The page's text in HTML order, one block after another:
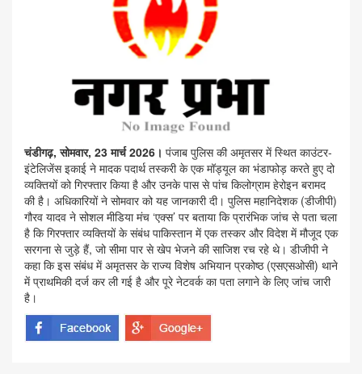
चंडीगढ़, सोमवार, 23 मार्च 2026। पंजाब पुलिस की अमृतसर में स्थित काउंटर-
इंटेलिजेंस इकाई ने मादक पदार्थ तस्करी के एक मॉड्यूल का भंडाफोड़ करते हुए दो
व्यक्तियों को गिरफ्तार किया है और उनके पास से पांच किलोग्राम हेरोइन बरामद
की है। अधिकारियों ने सोमवार को यह जानकारी दी। पुलिस महानिदेशक (डीजीपी)
गौरव यादव ने सोशल मीडिया मंच ‘एक्स’ पर बताया कि प्रारंभिक जांच से पता चला
है कि गिरफ्तार व्यक्तियों के संबंध पाकिस्तान में एक तस्कर और विदेश में मौजूद एक
सरगना से जुड़े हैं, जो सीमा पार से खेप भेजने की साजिश रच रहे थे। डीजीपी ने
कहा कि इस संबंध में अमृतसर के राज्य विशेष अभियान प्रकोष्‍ठ (एसएसओसी) थाने
में प्राथमिकी दर्ज कर ली गई है और पूरे नेटवर्क का पता लगाने के लिए जांच जारी
है।